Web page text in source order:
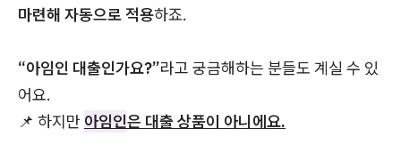
마련해 자동으로 적용하죠.
“아임인 대출인가요?”라고 궁금해하는 분들도 계실 수 있
어요.
📌 하지만 아임인은 대출 상품이 아니에요.